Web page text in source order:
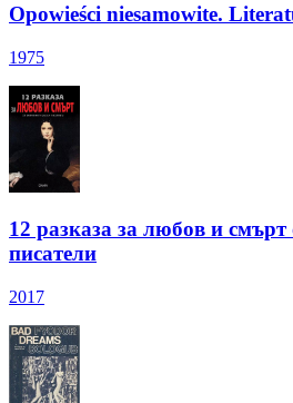
Opowieści niesamowite.
1975
12 разказа за любов и
писатели
2017